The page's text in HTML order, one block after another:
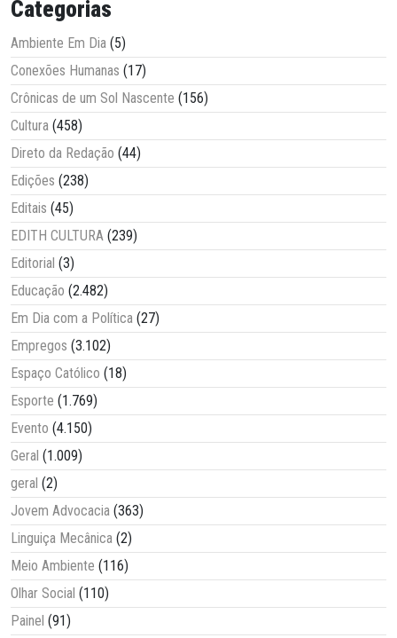
Categorias
Ambiente Em Dia (5)
Conexões Humanas (17)
Crônicas de um Sol Nascente (156)
Cultura (458)
Direto da Redação (44)
Edições (238)
Editais (45)
EDITH CULTURA (239)
Editorial (3)
Educação (2.482)
Em Dia com a Política (27)
Empregos (3.102)
Espaço Católico (18)
Esporte (1.769)
Evento (4.150)
Geral (1.009)
geral (2)
Jovem Advocacia (363)
Linguiça Mecânica (2)
Meio Ambiente (116)
Olhar Social (110)
Painel (91)